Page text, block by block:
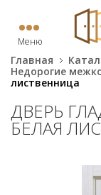
Меню
Главная
Недорогие
лиственница
ДВЕРЬ
БЕЛАЯ